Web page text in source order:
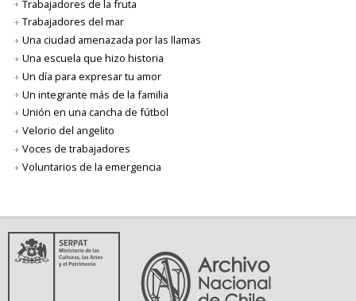
Trabajadores de la fruta
Trabajadores del mar
Una ciudad amenazada por las llamas
Una escuela que hizo historia
Un día para expresar tu amor
Un integrante más de la familia
Unión en una cancha de fútbol
Velorio del angelito
Voces de trabajadores
Voluntarios de la emergencia